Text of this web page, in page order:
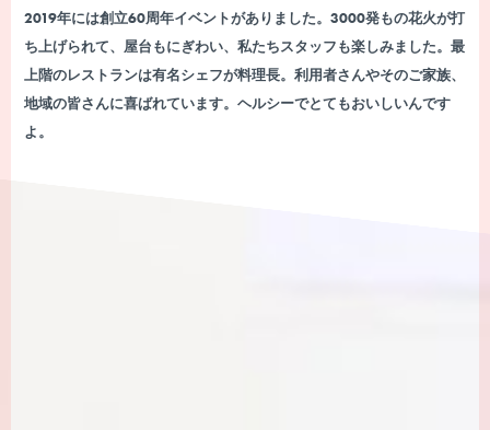
2019年には創立60周年イベントがありました。3000発もの花火が打
ち上げられて、屋台もにぎわい、私たちスタッフも楽しみました。最
上階のレストランは有名シェフが料理長。利用者さんやそのご家族、
地域の皆さんに喜ばれています。ヘルシーでとてもおいしいんです
よ。